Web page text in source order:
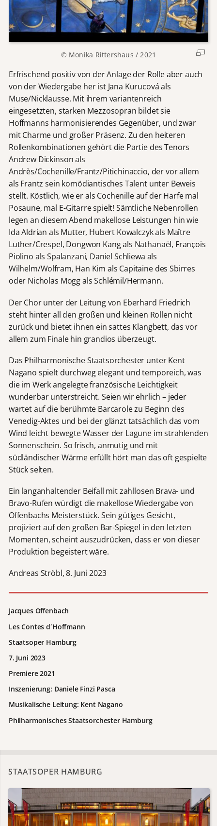
© Monika Rittershaus / 2021
Erfrischend positiv von der Anlage der Rolle aber auch
von der Wiedergabe her ist Jana Kurucová als
Muse/Nicklausse. Mit ihrem variantenreich
eingesetzten, starken Mezzosopran bildet sie
Hoffmanns harmonisierendes Gegenüber, und zwar
mit Charme und großer Präsenz. Zu den heiteren
Rollenkombinationen gehört die Partie des Tenors
Andrew Dickinson als
Andrès/Cochenille/Frantz/Pitichinaccio, der vor allem
als Frantz sein komödiantisches Talent unter Beweis
stellt. Köstlich, wie er als Cochenille auf der Harfe mal
Posaune, mal E-Gitarre spielt! Sämtliche Nebenrollen
legen an diesem Abend makellose Leistungen hin wie
Ida Aldrian als Mutter, Hubert Kowalczyk als Maître
Luther/Crespel, Dongwon Kang als Nathanaël, François
Piolino als Spalanzani, Daniel Schliewa als
Wilhelm/Wolfram, Han Kim als Capitaine des Sbirres
oder Nicholas Mogg als Schlémil/Hermann.
Der Chor unter der Leitung von Eberhard Friedrich
steht hinter all den großen und kleinen Rollen nicht
zurück und bietet ihnen ein sattes Klangbett, das vor
allem zum Finale hin grandios überzeugt.
Das Philharmonische Staatsorchester unter Kent
Nagano spielt durchweg elegant und temporeich, was
die im Werk angelegte französische Leichtigkeit
wunderbar unterstreicht. Seien wir ehrlich – jeder
wartet auf die berühmte Barcarole zu Beginn des
Venedig-Aktes und bei der glänzt tatsächlich das vom
Wind leicht bewegte Wasser der Lagune im strahlenden
Sonnenschein. So frisch, anmutig und mit
südländischer Wärme erfüllt hört man das oft gespielte
Stück selten.
Ein langanhaltender Beifall mit zahllosen Brava- und
Bravo-Rufen würdigt die makellose Wiedergabe von
Offenbachs Meisterstück. Sein gütiges Gesicht,
projiziert auf den großen Bar-Spiegel in den letzten
Momenten, scheint auszudrücken, dass er von dieser
Produktion begeistert wäre.
Andreas Ströbl, 8. Juni 2023
Jacques Offenbach
Les Contes d´Hoffmann
Staatsoper Hamburg
7. Juni 2023
Premiere 2021
Inszenierung: Daniele Finzi Pasca
Musikalische Leitung: Kent Nagano
Philharmonisches Staatsorchester Hamburg
STAATSOPER HAMBURG